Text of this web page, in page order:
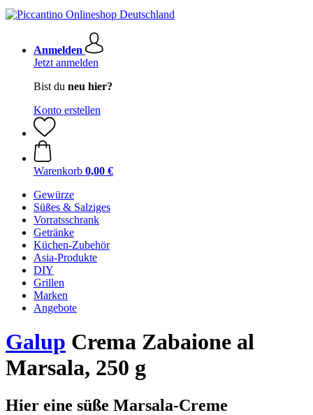
Anmelden
Jetzt anmelden
Bist du neu hier?
Konto erstellen
Warenkorb 0,00 €
Gewürze
Süßes & Salziges
Vorratsschrank
Getränke
Küchen-Zubehör
Asia-Produkte
DIY
Grillen
Marken
Angebote
Galup Crema Zabaione al
Marsala, 250 g
Hier eine süße Marsala-Creme